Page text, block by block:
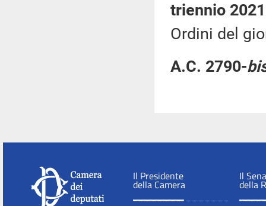
triennio
Ordini del
A.C. 2790-
Il Presidente
della Camera
Il
della